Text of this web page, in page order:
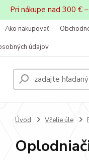
Pri nákupe nad 300 €
Ako nakupovať
údajov
Úvod Včelie úle